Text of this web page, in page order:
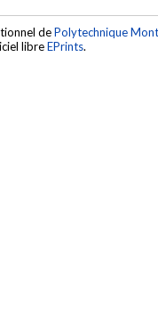
dePolytechnique
libreEPrints.